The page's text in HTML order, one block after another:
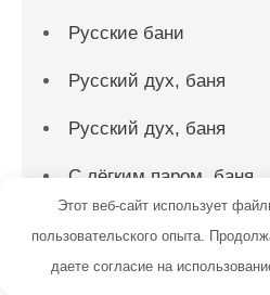
Русские бани
Русский дух, баня
Русский дух, баня
С лёгким паром, баня
Салтыковские бани
Этот веб-сайт использует
пользовательского опыта.
даете согласие на